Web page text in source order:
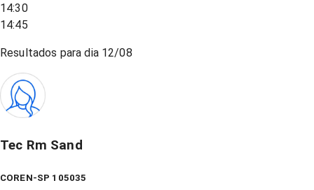
14:30
14:45
Resultados para dia 12/08
Tec Rm Sand
COREN-SP 105035